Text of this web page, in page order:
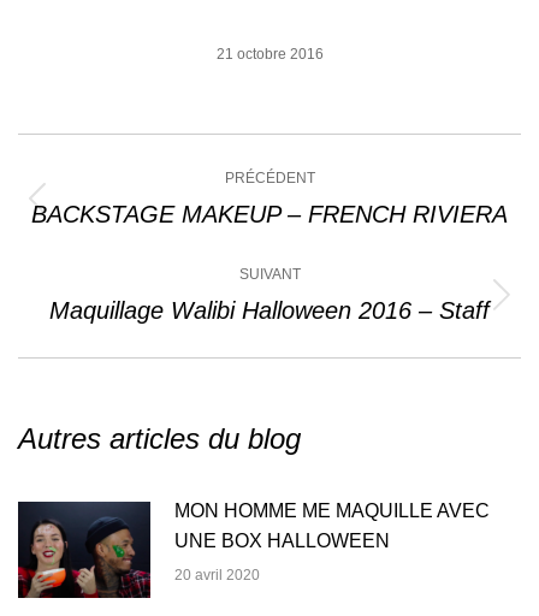
21 octobre 2016
article
PRÉCÉDENT
Article
:
BACKSTAGE MAKEUP – FRENCH RIVIERA
SUIVANT
Article
Maquillage Walibi Halloween 2016 – Staff
Autres articles du blog
MON HOMME ME MAQUILLE AVEC
UNE BOX HALLOWEEN
20 avril 2020